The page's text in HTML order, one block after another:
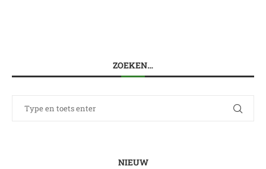
ZOEKEN…
NIEUW